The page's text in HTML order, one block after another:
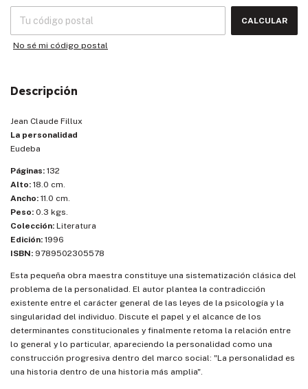
CALCULAR
No sé mi código postal
Descripción
Jean Claude Fillux
La personalidad
Eudeba
Páginas: 132
Alto: 18.0 cm.
Ancho: 11.0 cm.
Peso: 0.3 kgs.
Colección: Literatura
Edición: 1996
ISBN: 9789502305578
Esta pequeña obra maestra constituye una sistematización clásica del
problema de la personalidad. El autor plantea la contradicción
existente entre el carácter general de las leyes de la psicología y la
singularidad del individuo. Discute el papel y el alcance de los
determinantes constitucionales y finalmente retoma la relación entre
lo general y lo particular, apareciendo la personalidad como una
construcción progresiva dentro del marco social: "La personalidad es
una historia dentro de una historia más amplia".